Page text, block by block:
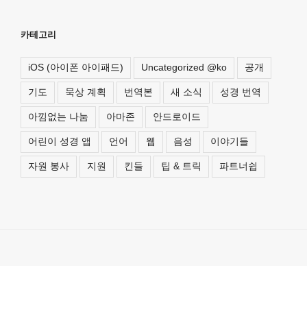
카테고리
iOS (아이폰 아이패드) Uncategorized @ko 공개
기도 묵상 계획 번역본 새 소식 성경 번역
아낌없는 나눔 아마존 안드로이드
어린이 성경 앱 언어 웹 음성 이야기들
자원 봉사 지원 킨들 팁 & 트릭 파트너쉽